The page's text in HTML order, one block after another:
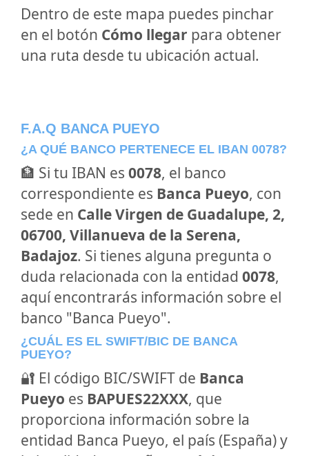
Dentro de este mapa puedes pinchar
en el botón Cómo llegar para obtener
una ruta desde tu ubicación actual.
F.A.Q BANCA PUEYO
¿A QUÉ BANCO PERTENECE EL IBAN 0078?
🏦 Si tu IBAN es 0078, el banco
correspondiente es Banca Pueyo, con
sede en Calle Virgen de Guadalupe, 2,
06700, Villanueva de la Serena,
Badajoz. Si tienes alguna pregunta o
duda relacionada con la entidad 0078,
aquí encontrarás información sobre el
banco "Banca Pueyo".
¿CUÁL ES EL SWIFT/BIC DE BANCA
PUEYO?
🔐 El código BIC/SWIFT de Banca
Pueyo es BAPUES22XXX, que
proporciona información sobre la
entidad Banca Pueyo, el país (España) y